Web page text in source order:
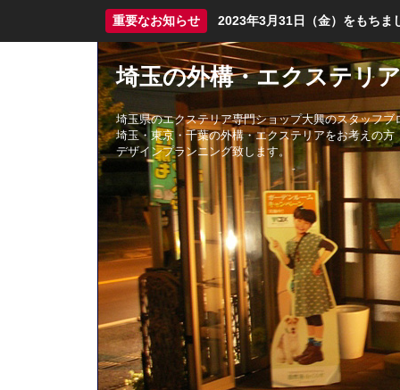
重要なお知らせ 2023年3月31日（金）をもちま
埼玉の外構・エクステリ
埼玉県のエクステリア専門ショップ大興のスタッフブ
埼玉・東京・千葉の外構・エクステリアをお考えの方
デザインプランニング致します。